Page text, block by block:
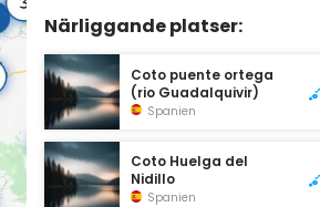
Närliggande platser:
Coto puente ortega
(rio Guadalquivir)
Spanien
Coto Huelga del
Nidillo
Spanien